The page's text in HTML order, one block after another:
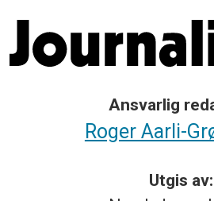
Ansvarlig
Roger Aarli-
Utgis av: